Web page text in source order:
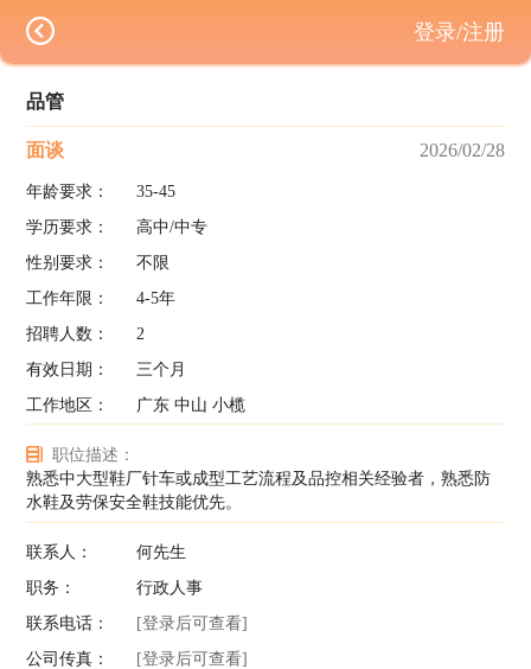
品管
面谈 2026/02/28
年龄要求：
35-45
学历要求：
高中/中专
性别要求：
不限
工作年限：
4-5年
招聘人数：
2
有效日期：
三个月
工作地区：
广东 中山 小榄
职位描述：
熟悉中大型鞋厂针车或成型工艺流程及品控相关经验者，熟悉防
水鞋及劳保安全鞋技能优先。
联系人：
何先生
职务：
行政人事
联系电话：
[登录后可查看]
公司传真：
[登录后可查看]
登录/注册